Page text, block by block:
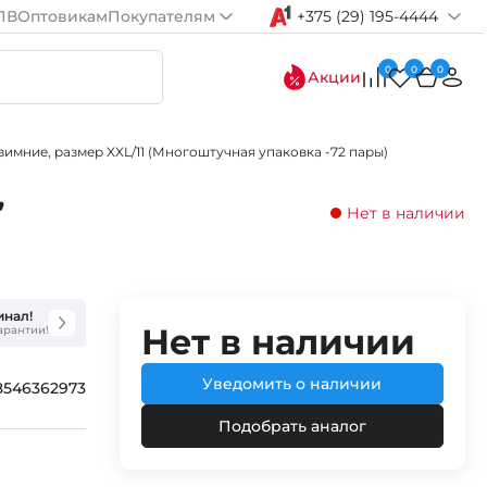
ОптовикамПокупателям +375 (29) 195-4444
Акции 0 0 0
размер XXL/11 (Многоштучная упаковка -72 пары)
Нет в наличии
Нет в наличии
Уведомить о наличии
Подобрать аналог